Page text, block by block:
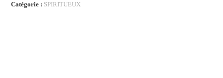
Catégorie : SPIRITUEUX